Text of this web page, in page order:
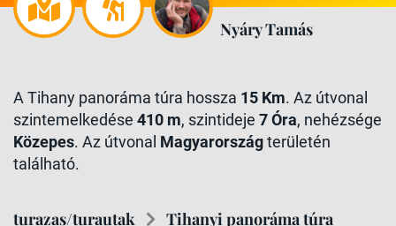
Nyáry Tamás
A Tihany panoráma túra hossza 15 Km. Az útvonal
szintemelkedése 410 m, szintideje 7 Óra, nehézsége
Közepes. Az útvonal Magyarországterületén
található.
turazas/turautak Tihanyi panoráma túra